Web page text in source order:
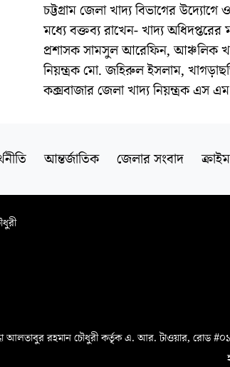
চট্টগ্রাম জেলা খাদ্য বিভাগের
মধ্যে বক্তব্য রাখেন- খাদ্য
প্রশাসক সামসুল আরেফিন, আঞ্চলিক
নিয়ন্ত্রক মো. জহিরুল ইসলাম,
কক্সবাজার জেলা খাদ্য নিয়ন্ত্রক এস
আন্তর্জাতিক জেলার সংবাদ ক্রাইম
আলতাবুর রহমান চৌধুরী কর্তৃক এ. আর. টাওয়ার, রোড